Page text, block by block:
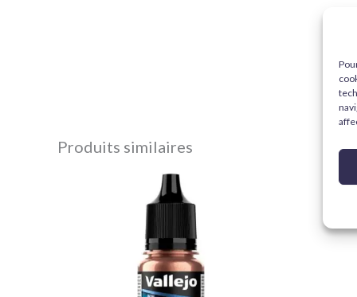
Produits similaires